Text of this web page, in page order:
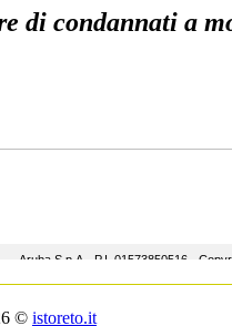
di condannati a
© istoreto.it